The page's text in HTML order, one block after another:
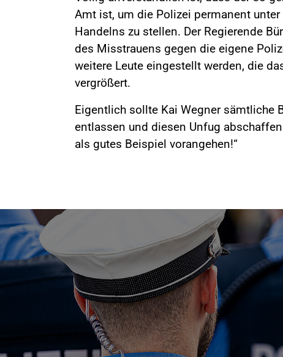
Amt ist, um die Polizei permanent
Handelns zu stellen. Der Regierende
des Misstrauens gegen die eigene
weitere Leute eingestellt werden, die
vergrößert.
Eigentlich sollte Kai Wegner sämtliche
entlassen und diesen Unfug
als gutes Beispiel vorangehen!“